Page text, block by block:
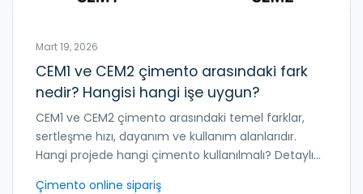
Mart 19, 2026
CEM1 ve CEM2 çimento arasındaki fark
nedir? Hangisi hangi işe uygun?
CEM1 ve CEM2 çimento arasındaki temel farklar,
sertleşme hızı, dayanım ve kullanım alanlarıdır.
Hangi projede hangi çimento kullanılmalı? Detaylı
Çimento online sipariş